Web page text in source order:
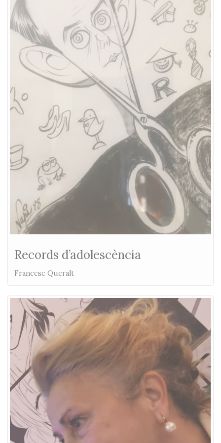
Records d’adolescència
Francesc Queralt